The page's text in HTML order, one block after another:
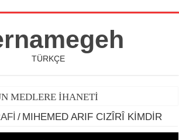
TÜRKÇE
MEDLERE İHANETİ
/ MIHEMED ARIF CIZÎRÎ KİMDİR